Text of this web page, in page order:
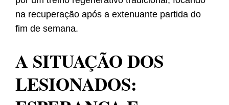
na recuperação após a extenuante partida do
fim de semana.
A SITUAÇÃO DOS
LESIONADOS: